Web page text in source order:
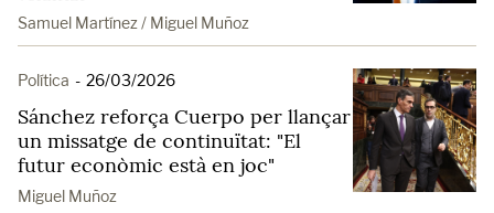
Samuel Martínez / Miguel Muñoz
Política - 26/03/2026
Sánchez reforça Cuerpo per llançar
un missatge de continuïtat: "El
futur econòmic està en joc"
Miguel Muñoz